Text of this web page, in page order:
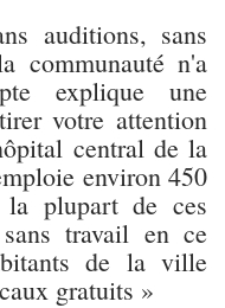
auditions, sans
communauté n'a
explique une
votre attention
central de la
environ 450
la plupart de ces
travail en ce
de la ville
gratuits »